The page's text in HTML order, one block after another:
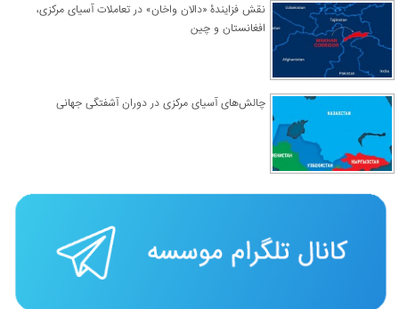
نقش فزایندۀ «دالان واخان» در تعاملات آسیای مرکزی،
افغانستان و چین
چالش‌های آسیای مرکزی در دوران آشفتگی جهانی